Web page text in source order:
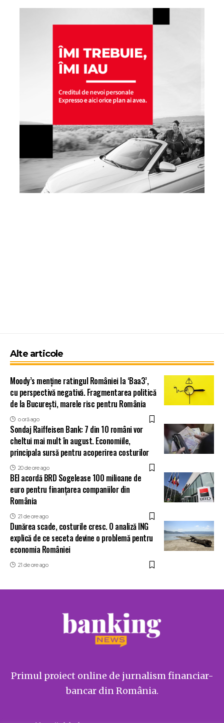
Alte articole
Moody’s menține ratingul României la ‘Baa3’,
cu perspectivă negativă. Fragmentarea politică
de la București, marele risc pentru România
o oră ago
Sondaj Raiffeisen Bank: 7 din 10 români vor
cheltui mai mult în august. Economiile,
principala sursă pentru acoperirea costurilor
20 de ore ago
BEI acordă BRD Sogelease 100 milioane de
euro pentru finanțarea companiilor din
România
21 de ore ago
Dunărea scade, costurile cresc. O analiză ING
explică de ce seceta devine o problemă pentru
economia României
21 de ore ago
Primul proiect online de jurnalism financiar-
bancar din România.